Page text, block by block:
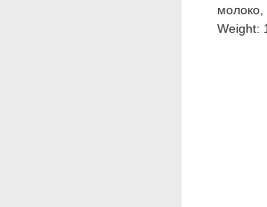
молоко,
Weight: